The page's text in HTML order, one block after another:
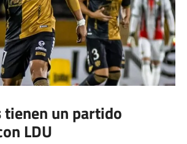
tienen un partido
LDU